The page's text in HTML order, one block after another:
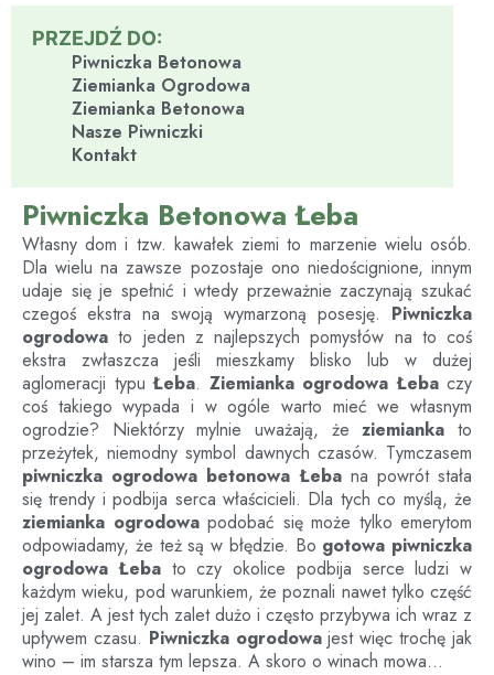
PRZEJDŹ DO:
Piwniczka Betonowa
Ziemianka Ogrodowa
Ziemianka Betonowa
Nasze Piwniczki
Kontakt
Piwniczka Betonowa Łeba
Własny dom i tzw. kawałek ziemi to marzenie wielu osób.
Dla wielu na zawsze pozostaje ono niedoścignione, innym
udaje się je spełnić i wtedy przeważnie zaczynają szukać
czegoś ekstra na swoją wymarzoną posesję. Piwniczka
ogrodowa to jeden z najlepszych pomysłów na to coś
ekstra zwłaszcza jeśli mieszkamy blisko lub w dużej
aglomeracji typuŁeba. Ziemianka ogrodowaŁeba czy
coś takiego wypada i w ogóle warto mieć we własnym
ogrodzie? Niektórzy mylnie uważają, żeziemianka to
przeżytek, niemodny symbol dawnych czasów. Tymczasem
piwniczka ogrodowa betonowaŁeba na powrót stała
się trendy i podbija serca właścicieli. Dla tych co myślą, że
ziemianka ogrodowapodobać się może tylko emerytom
odpowiadamy, że też są w błędzie. Bo gotowa piwniczka
ogrodowaŁeba to czy okolice podbija serce ludzi w
każdym wieku, pod warunkiem, że poznali nawet tylko część
jej zalet. A jest tych zalet dużo i często przybywa ich wraz z
upływem czasu. Piwniczka ogrodowajest więc trochę jak
wino – im starsza tym lepsza. A skoro o winach mowa…